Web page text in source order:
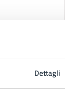
Dettagli